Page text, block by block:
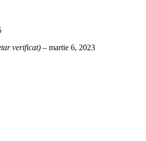
verificat) – martie 6, 2023